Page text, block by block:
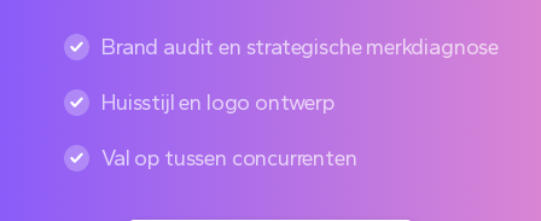
Brand audit en strategische merkdiagnose
Huisstijl en logo ontwerp
Val op tussen concurrenten